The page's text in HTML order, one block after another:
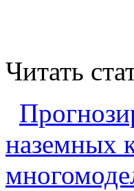
Читать
наземных